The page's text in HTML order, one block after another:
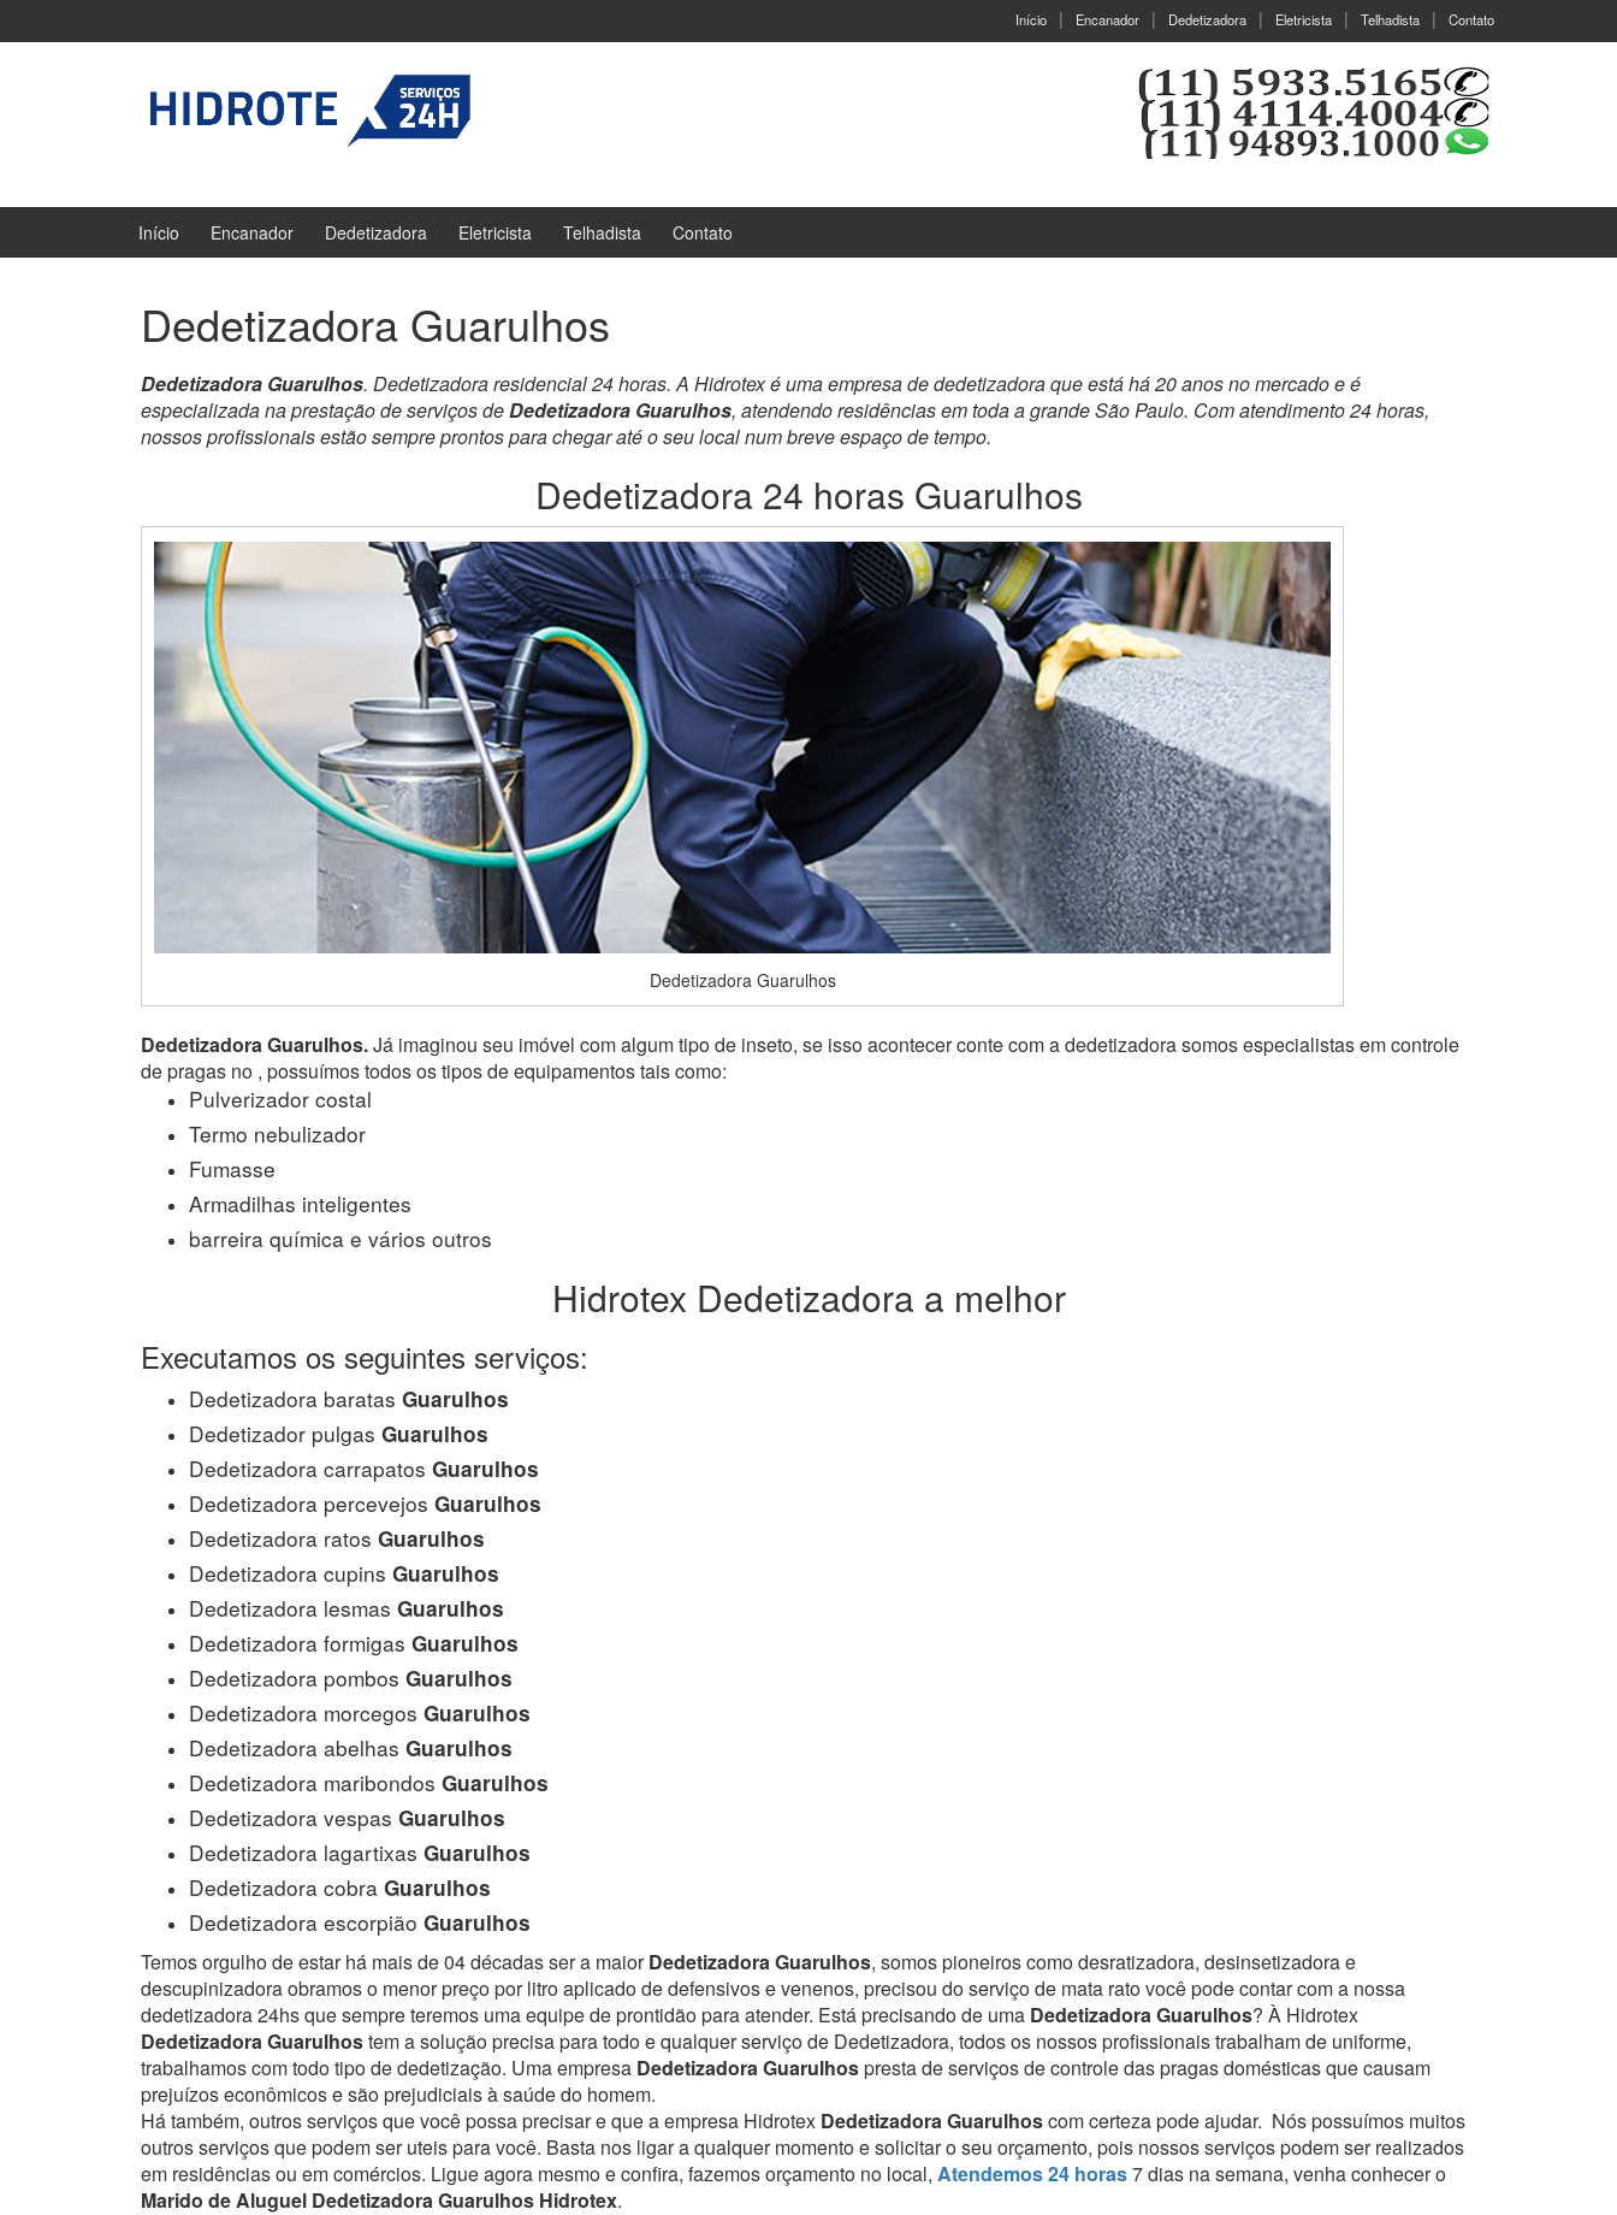
Início Encanador Dedetizadora Eletricista Telhadista Contato
Início Encanador Dedetizadora Eletricista Telhadista Contato
Dedetizadora Guarulhos
Dedetizadora Guarulhos. Dedetizadora residencial 24 horas. A Hidrotex é uma empresa de dedetizadora que está há 20 anos no mercado e é
especializada na prestação de serviços deDedetizadora Guarulhos, atendendo residências em toda a grande São Paulo. Com atendimento 24 horas,
nossos profissionais estão sempre prontos para chegar até o seu local num breve espaço de tempo.
Dedetizadora 24 horas Guarulhos
Dedetizadora Guarulhos
Dedetizadora Guarulhos.Já imaginou seu imóvel com algum tipo de inseto, se isso acontecer conte com a dedetizadora somos especialistas em controle
de pragas no , possuímos todos os tipos de equipamentos tais como:
Pulverizador costal
Termo nebulizador
Fumasse
Armadilhas inteligentes
barreira química e vários outros
Hidrotex Dedetizadora a melhor
Executamos os seguintes serviços:
Dedetizadora baratas Guarulhos
Dedetizador pulgas Guarulhos
Dedetizadora carrapatos Guarulhos
Dedetizadora percevejos Guarulhos
Dedetizadora ratos Guarulhos
Dedetizadora cupins Guarulhos
Dedetizadora lesmas Guarulhos
Dedetizadora formigas Guarulhos
Dedetizadora pombos Guarulhos
Dedetizadora morcegos Guarulhos
Dedetizadora abelhas Guarulhos
Dedetizadora maribondos Guarulhos
Dedetizadora vespas Guarulhos
Dedetizadora lagartixas Guarulhos
Dedetizadora cobra Guarulhos
Dedetizadora escorpião Guarulhos
Temos orgulho de estar há mais de 04 décadas ser a maiorDedetizadora Guarulhos, somos pioneiros como desratizadora, desinsetizadora e
descupinizadora obramos o menor preço por litro aplicado de defensivos e venenos, precisou do serviço de mata rato você pode contar com a nossa
dedetizadora 24hs que sempre teremos uma equipe de prontidão para atender. Está precisando de uma Dedetizadora Guarulhos? À Hidrotex
Dedetizadora Guarulhostem a solução precisa para todo e qualquer serviço de Dedetizadora, todos os nossos profissionais trabalham de uniforme,
trabalhamos com todo tipo de dedetização. Uma empresa Dedetizadora Guarulhospresta de serviços de controle das pragas domésticas que causam
prejuízos econômicos e são prejudiciais à saúde do homem.
Há também, outros serviços que você possa precisar e que a empresa Hidrotex Dedetizadora Guarulhoscom certeza pode ajudar. Nós possuímos muitos
outros serviços que podem ser uteis para você. Basta nos ligar a qualquer momento e solicitar o seu orçamento, pois nossos serviços podem ser realizados
em residências ou em comércios. Ligue agora mesmo e confira, fazemos orçamento no local, Atendemos 24 horas7 dias na semana, venha conhecer o
Marido de Aluguel Dedetizadora Guarulhos Hidrotex.